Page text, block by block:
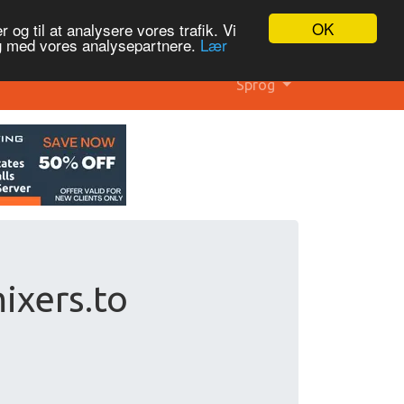
OK
og til at analysere vores trafik. Vi
vores analysepartnere. Lær
Sprog